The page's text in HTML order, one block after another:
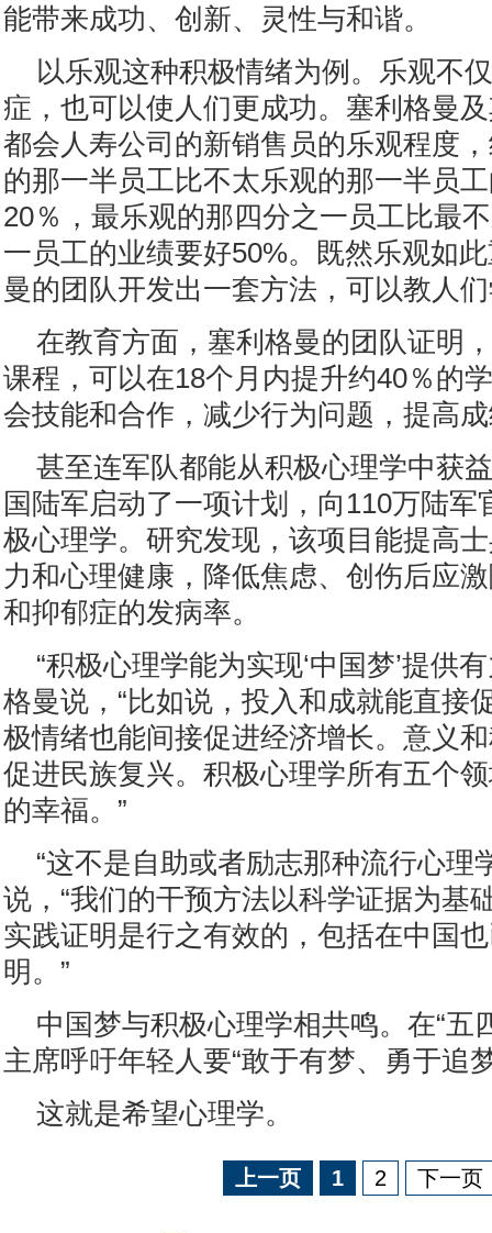
能带来成功、创新、灵性与和谐。
以乐观这种积极情绪为例。乐观不
症，也可以使人们更成功。塞利格曼
都会人寿公司的新销售员的乐观程度
的那一半员工比不太乐观的那一半员
20％，最乐观的那四分之一员工比最
一员工的业绩要好50%。既然乐观如
曼的团队开发出一套方法，可以教人
在教育方面，塞利格曼的团队证明
课程，可以在18个月内提升约40％的
会技能和合作，减少行为问题，提高
甚至连军队都能从积极心理学中获
国陆军启动了一项计划，向110万陆军
极心理学。研究发现，该项目能提高
力和心理健康，降低焦虑、创伤后应
和抑郁症的发病率。
“积极心理学能为实现‘中国梦’提供
格曼说，“比如说，投入和成就能直接
极情绪也能间接促进经济增长。意义
促进民族复兴。积极心理学所有五个
的幸福。”
“这不是自助或者励志那种流行心理
说，“我们的干预方法以科学证据为基
实践证明是行之有效的，包括在中国
明。”
中国梦与积极心理学相共鸣。在“五
主席呼吁年轻人要“敢于有梦、勇于追
这就是希望心理学。
上一页 1 2 下一页